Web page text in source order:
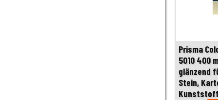
Prisma
5010 400
glänzend
Stein,